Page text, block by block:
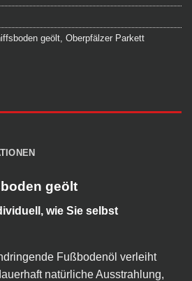
geölt, Oberpfälzer Parkett
geölt
wie Sie selbst
Fußbodenöl verleiht
natürliche Ausstrahlung,